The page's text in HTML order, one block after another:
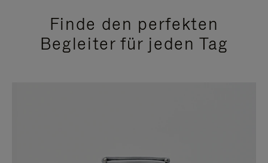
Finde den perfekten
Begleiter für jeden Tag